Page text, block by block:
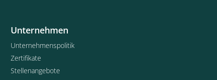
Unternehmen
Unternehmenspolitik
Zertifikate
Stellenangebote